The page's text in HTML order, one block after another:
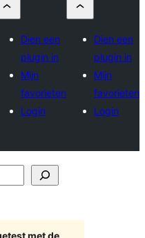
Dien een
plugin in
Mijn
favorieten
Login
Dien een
plugin in
Mijn
favorieten
Login
met de